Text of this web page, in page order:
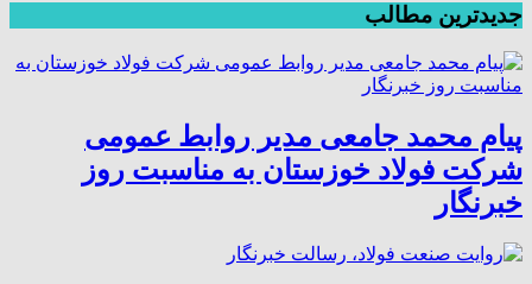
جدیدترین مطالب
پیام محمد جامعی مدیر روابط عمومی
شرکت فولاد خوزستان به مناسبت روز
خبرنگار